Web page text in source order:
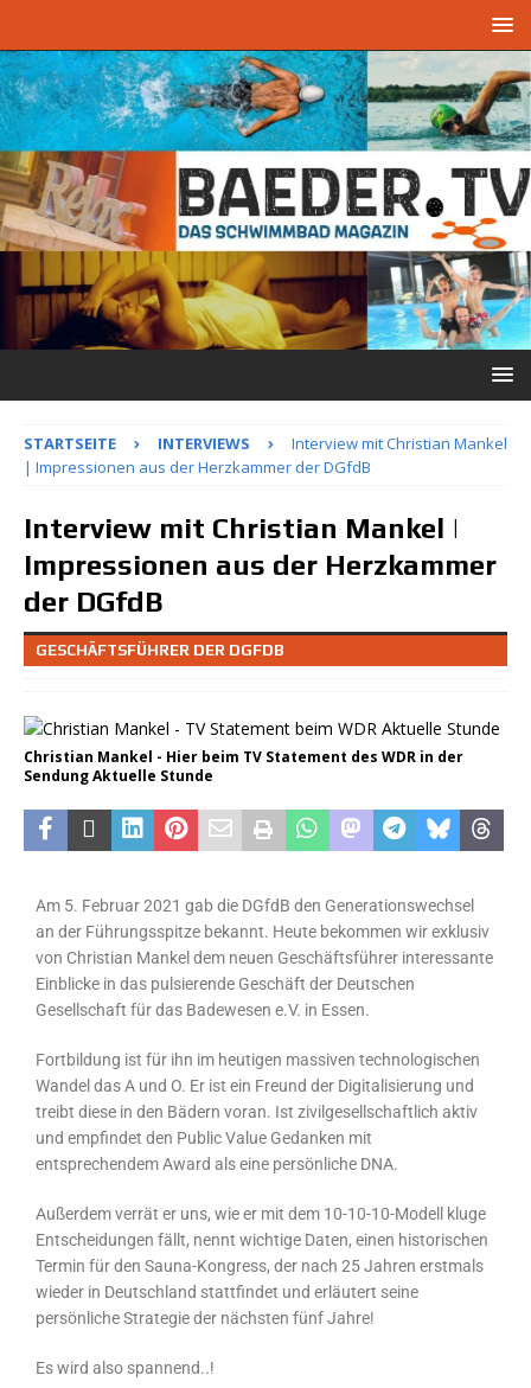
STARTSEITE INTERVIEWS
Interview mit Christian Mankel
| Impressionen aus der Herzkammer der DGfdB
Interview mit Christian Mankel |
Impressionen aus der Herzkammer
der DGfdB
GESCHÄFTSFÜHRER DER DGFDB
Christian Mankel - Hier beim TV Statement des WDR in der
Sendung Aktuelle Stunde
Am 5. Februar 2021 gab die DGfdB den Generationswechsel
an der Führungsspitze bekannt. Heute bekommen wir exklusiv
von Christian Mankel dem neuen Geschäftsführer interessante
Einblicke in das pulsierende Geschäft der Deutschen
Gesellschaft für das Badewesen e.V. in Essen.
Fortbildung ist für ihn im heutigen massiven technologischen
Wandel das A und O. Er ist ein Freund der Digitalisierung und
treibt diese in den Bädern voran. Ist zivilgesellschaftlich aktiv
und empfindet den Public Value Gedanken mit
entsprechendem Award als eine persönliche DNA.
Außerdem verrät er uns, wie er mit dem 10-10-10-Modell kluge
Entscheidungen fällt, nennt wichtige Daten, einen historischen
Termin für den Sauna-Kongress, der nach 25 Jahren erstmals
wieder in Deutschland stattfindet und erläutert seine
persönliche Strategie der nächsten fünf Jahre!
Es wird also spannend..!